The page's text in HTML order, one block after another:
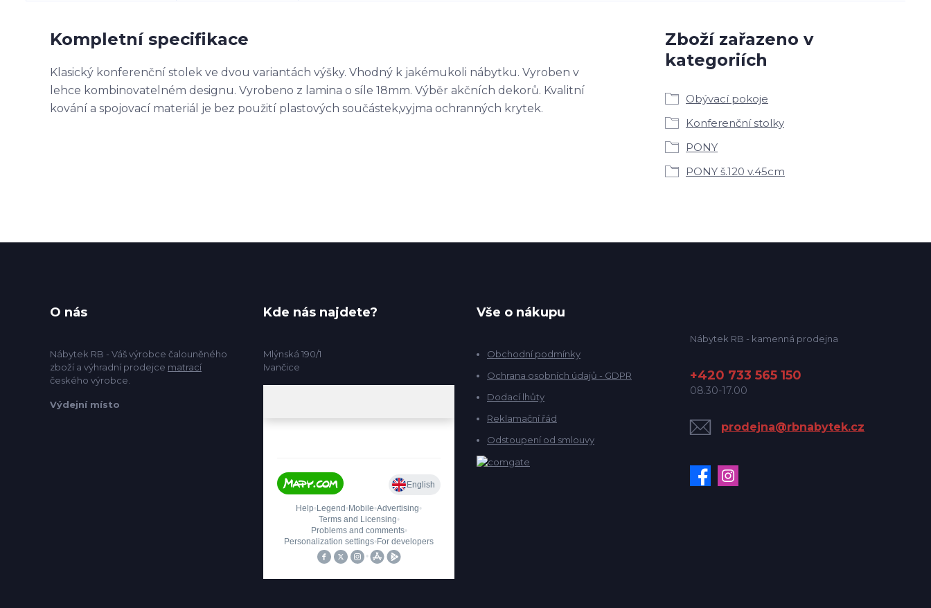
Kompletní specifikace
Klasický konferenční stolek ve dvou variantách výšky. Vhodný k jakémukoli nábytku. Vyroben v
lehce kombinovatelném designu. Vyrobeno z lamina o síle 18mm. Výběr akčních dekorů. Kvalitní
kování a spojovací materiál je bez použití plastových součástek,vyjma ochranných krytek.
Zboží zařazeno v
kategoriích
Obývací pokoje
Konferenční stolky
PONY
PONY š.120 v.45cm
O nás
Nábytek RB - Váš výrobce čalouněného
zboží a výhradní prodejce matrací
českého výrobce.
Výdejní místo
Kde nás najdete?
Mlýnská 190/1
Ivančice
Vše o nákupu
Obchodní podmínky
Ochrana osobních údajů - GDPR
Dodací lhůty
Reklamační řád
Odstoupení od smlouvy
Nábytek RB - kamenná prodejna
+420 733 565 150
08.30-17.00
prodejna@rbnabytek.cz